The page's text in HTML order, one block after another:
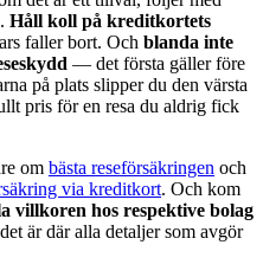
Håll koll på kreditkortets
faller bort. Och blanda inte
— det första gäller före
på plats slipper du den värsta
pris för en resa du aldrig fick
om bästa reseförsäkringen och
via kreditkort. Och kom
villkoren hos respektive bolag
är där alla detaljer som avgör